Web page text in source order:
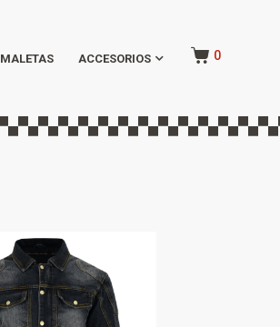
MALETAS ACCESORIOS 0